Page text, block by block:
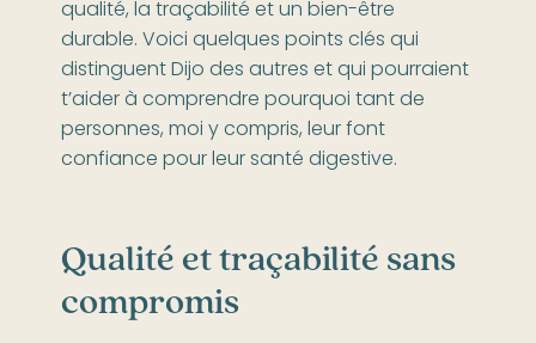
qualité, la traçabilité et un bien-être
durable. Voici quelques points clés qui
distinguent Dijo des autres et qui pourraient
t’aider à comprendre pourquoi tant de
personnes, moi y compris, leur font
confiance pour leur santé digestive.
Qualité et traçabilité sans
compromis